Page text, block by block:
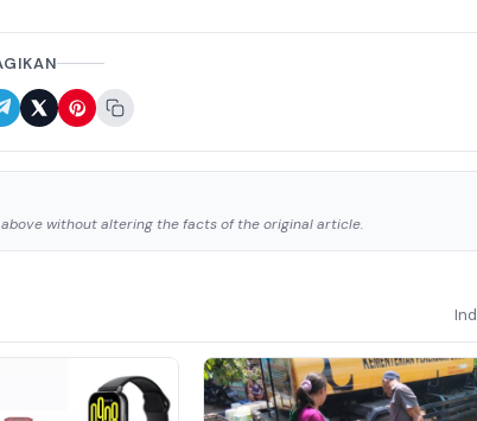
without altering the facts of the original article.